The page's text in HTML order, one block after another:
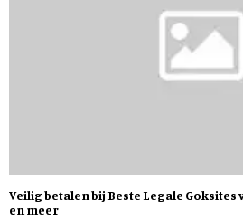
Veilig betalen bij Beste Legale Goksites
en meer